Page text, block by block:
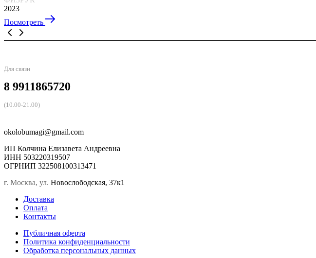
2023
Посмотреть
Для связи
8 9911865720
(10.00-21.00)
okolobumagi@gmail.com
ИП Колчина Елизавета Андреевна
ИНН 503220319507
ОГРНИП 322508100313471
г. Москва, ул. Новослободская, 37к1
Доставка
Оплата
Контакты
Публичная оферта
Политика конфиденциальности
Обработка персональных данных